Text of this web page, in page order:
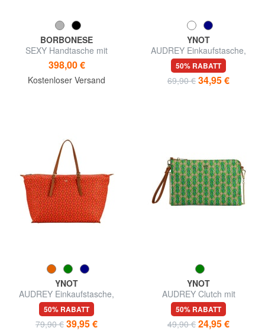
BORBONESE
SEXY Handtasche mit
Schulterriemen
398,00 €
Kostenloser Versand
YNOT
AUDREY Einkaufstasche,
Umhängetasche
50% RABATT
69,90 € 34,95 €
YNOT
AUDREY Einkaufstasche,
Umhängetasche
50% RABATT
79,90 € 39,95 €
YNOT
AUDREY Clutch mit
Handgelenkschlaufe und
Schulterriemen
50% RABATT
49,90 € 24,95 €